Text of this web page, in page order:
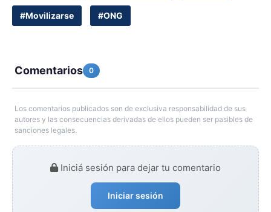
#Movilizarse #ONG
Comentarios 0
Los comentarios publicados son de exclusiva responsabilidad de sus
autores y las consecuencias derivadas de ellos pueden ser pasibles de
sanciones legales.
Iniciá sesión para dejar tu comentario
Iniciar sesión